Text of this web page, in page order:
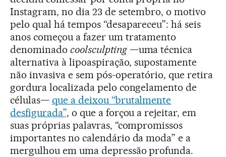
Instagram, no dia 23 de setembro, o motivo
pelo qual há tempos “desapareceu”: há seis
anos começou a fazer um tratamento
denominado coolsculpting—uma técnica
alternativa à lipoaspiração, supostamente
não invasiva e sem pós-operatório, que retira
gordura localizada pelo congelamento de
células— que a deixou “brutalmente
desfigurada”, o que a forçou a rejeitar, em
suas próprias palavras, “compromissos
importantes no calendário da moda” e a
mergulhou em uma depressão profunda.